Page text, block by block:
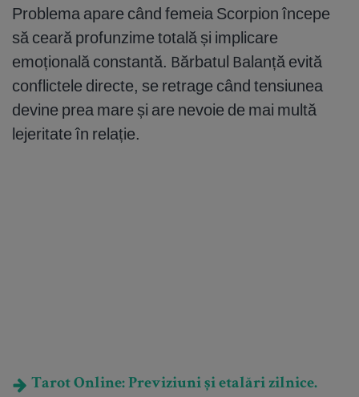
Problema apare când femeia Scorpion începe
să ceară profunzime totală și implicare
emoțională constantă. Bărbatul Balanță evită
conflictele directe, se retrage când tensiunea
devine prea mare și are nevoie de mai multă
lejeritate în relație.
Tarot Online: Previziuni și etalări zilnice.